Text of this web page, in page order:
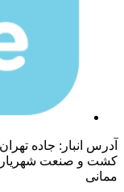
آدرس انبار: جاده
کشت و صنعت
ممانی